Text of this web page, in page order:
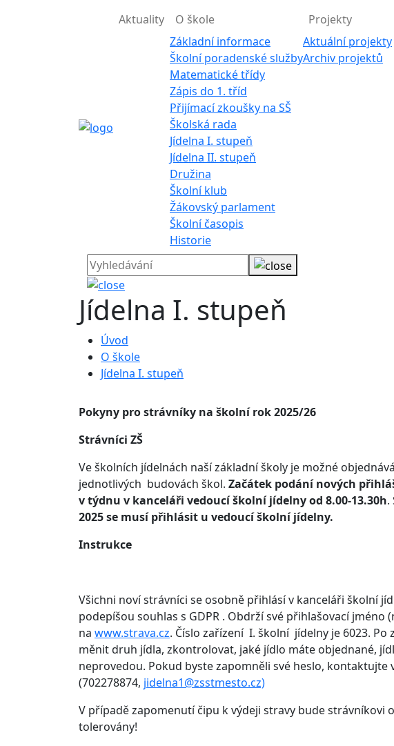
Aktuality
O škole
Základní informace
Školní poradenské služby
Matematické třídy
Zápis do 1. tříd
Přijímací zkoušky na SŠ
Školská rada
Jídelna I. stupeň
Jídelna II. stupeň
Družina
Školní klub
Žákovský parlament
Školní časopis
Historie
Projekty
Aktuální projekty
Archiv projektů
Jídelna I. stupeň
Úvod
O škole
Jídelna I. stupeň
Pokyny pro strávníky na školní rok 2025/26
Strávníci ZŠ
Ve školních jídelnách naší základní školy je možné
jednotlivých budovách škol. Začátek podání nových
v týdnu v kanceláři vedoucí školní jídelny od 8.00-13.30h.
2025 se musí přihlásit u vedoucí školní jídelny.
Instrukce
Všichni noví strávníci se osobně přihlásí v kanceláři školní
podepíšou souhlas s GDPR . Obdrží své přihlašovací
na www.strava.cz. Číslo zařízení I. školní jídelny je 6023.
měnit druh jídla, zkontrolovat, jaké jídlo máte objednané,
neprovedou. Pokud byste zapomněli své heslo,
(702278874, jidelna1@zsstmesto.cz)
V případě zapomenutí čipu k výdeji stravy bude strávníkovi
tolerovány!